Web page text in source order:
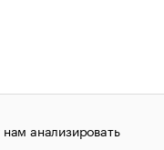
авторских прав
Сообщения
анализировать